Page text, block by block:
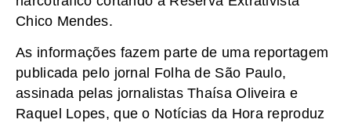
Chico Mendes.
As informações fazem parte de uma reportagem
publicada pelo jornal Folha de São Paulo,
assinada pelas jornalistas Thaísa Oliveira e
Raquel Lopes, que o Notícias da Hora reproduz